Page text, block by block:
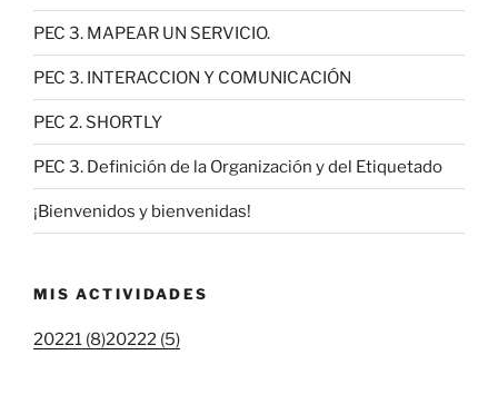
PEC 3. MAPEAR UN SERVICIO.
PEC 3. INTERACCION Y COMUNICACIÓN
PEC 2. SHORTLY
PEC 3. Definición de la Organización y del Etiquetado
¡Bienvenidos y bienvenidas!
MIS ACTIVIDADES
20221 (8)20222 (5)